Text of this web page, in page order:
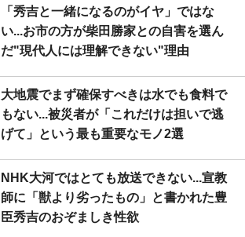
「秀吉と一緒になるのがイヤ」ではな
い...お市の方が柴田勝家との自害を選ん
だ"現代人には理解できない"理由
大地震でまず確保すべきは水でも食料で
もない...被災者が「これだけは担いで逃
げて」という最も重要なモノ2選
NHK大河ではとても放送できない...宣教
師に「獣より劣ったもの」と書かれた豊
臣秀吉のおぞましき性欲